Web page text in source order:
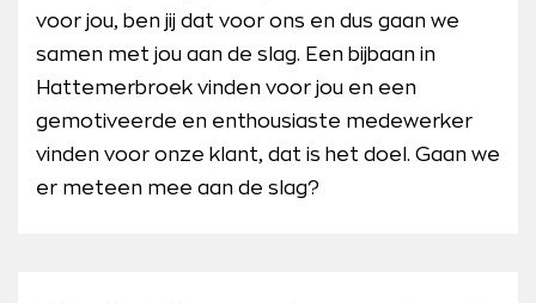
voor jou, ben jij dat voor ons en dus gaan we
samen met jou aan de slag. Een bijbaan in
Hattemerbroek vinden voor jou en een
gemotiveerde en enthousiaste medewerker
vinden voor onze klant, dat is het doel. Gaan we
er meteen mee aan de slag?